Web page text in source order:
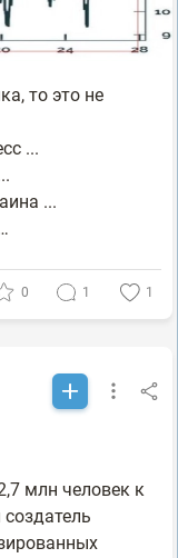
то это не
...
...
0 1 1
млн человек к